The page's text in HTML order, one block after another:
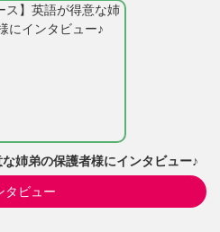
姉弟の保護者様にインタビュー♪
タビュー